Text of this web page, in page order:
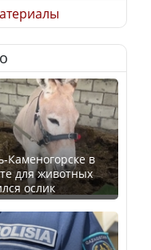
заочный
по уголовному
убийстве Игоря
введены
для
прав
Каменогорске в
для животных
ослик